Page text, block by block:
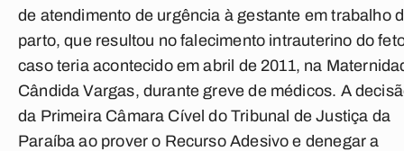
de atendimento de urgência à gestante em trabalho
parto, que resultou no falecimento intrauterino do
caso teria acontecido em abril de 2011, na
Cândida Vargas, durante greve de médicos. A
da Primeira Câmara Cível do Tribunal de Justiça da
Paraíba ao prover o Recurso Adesivo e denegar a